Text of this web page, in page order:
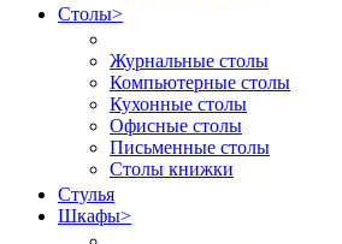
Столы>
Журнальные столы
Компьютерные столы
Кухонные столы
Офисные столы
Письменные столы
Столы книжки
Стулья
Шкафы>